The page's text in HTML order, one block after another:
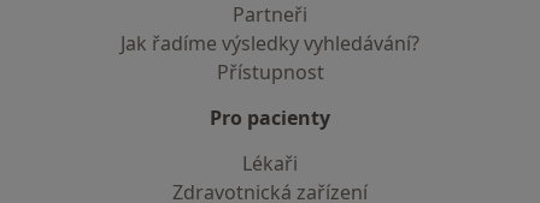
Partneři
Jak řadíme výsledky vyhledávání?
Přístupnost
Pro pacienty
Lékaři
Zdravotnická zařízení